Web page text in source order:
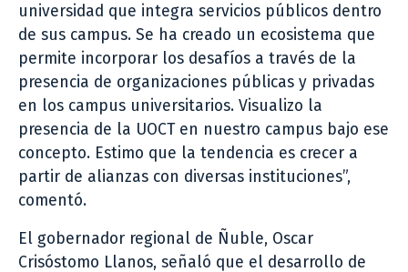
universidad que integra servicios públicos dentro
de sus campus. Se ha creado un ecosistema que
permite incorporar los desafíos a través de la
presencia de organizaciones públicas y privadas
en los campus universitarios. Visualizo la
presencia de la UOCT en nuestro campus bajo ese
concepto. Estimo que la tendencia es crecer a
partir de alianzas con diversas instituciones”,
comentó.
El gobernador regional de Ñuble, Oscar
Crisóstomo Llanos, señaló que el desarrollo de